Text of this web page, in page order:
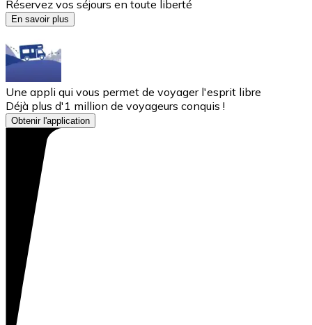
Réservez vos séjours en toute liberté
En savoir plus
Une appli qui vous permet de voyager l'esprit libre
Déjà plus d'1 million de voyageurs conquis !
Obtenir l'application